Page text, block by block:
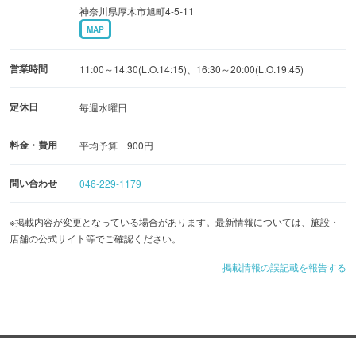
神奈川県厚木市旭町4-5-11
MAP
営業時間 11:00～14:30(L.O.14:15)、16:30～20:00(L.O.19:45)
定休日 毎週水曜日
料金・費用 平均予算 900円
問い合わせ 046-229-1179
※掲載内容が変更となっている場合があります。最新情報については、施設・
店舗の公式サイト等でご確認ください。
掲載情報の誤記載を報告する